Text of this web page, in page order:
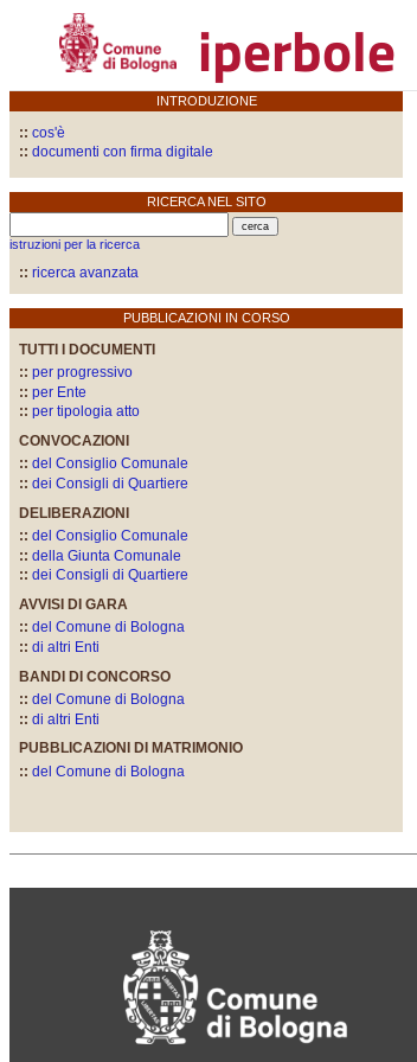
iperbole
INTRODUZIONE
:: cos'è
:: documenti con firma digitale
RICERCA NEL SITO
istruzioni per la ricerca
:: ricerca avanzata
PUBBLICAZIONI IN CORSO
TUTTI I DOCUMENTI
:: per progressivo
:: per Ente
:: per tipologia atto
CONVOCAZIONI
:: del Consiglio Comunale
:: dei Consigli di Quartiere
DELIBERAZIONI
:: del Consiglio Comunale
:: della Giunta Comunale
:: dei Consigli di Quartiere
AVVISI DI GARA
:: del Comune di Bologna
:: di altri Enti
BANDI DI CONCORSO
:: del Comune di Bologna
:: di altri Enti
PUBBLICAZIONI DI MATRIMONIO
:: del Comune di Bologna